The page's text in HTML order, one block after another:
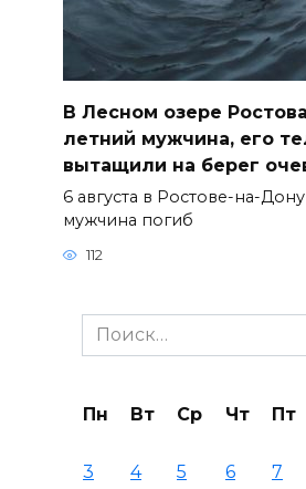
В Лесном озере
летний мужчина, его
вытащили на берег
6 августа в Ростове-на-
мужчина погиб
112
Search
for:
Пн Вт Ср Чт Пт
3
4 5 6 7